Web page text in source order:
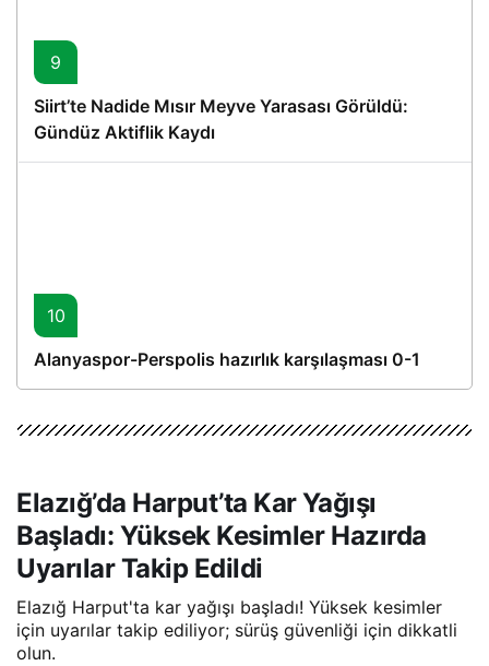
9
Siirt’te Nadide Mısır Meyve Yarasası Görüldü:
Gündüz Aktiflik Kaydı
10
Alanyaspor-Perspolis hazırlık karşılaşması 0-1
Elazığ’da Harput’ta Kar Yağışı
Başladı: Yüksek Kesimler Hazırda
Uyarılar Takip Edildi
Elazığ Harput'ta kar yağışı başladı! Yüksek kesimler
için uyarılar takip ediliyor; sürüş güvenliği için dikkatli
olun.